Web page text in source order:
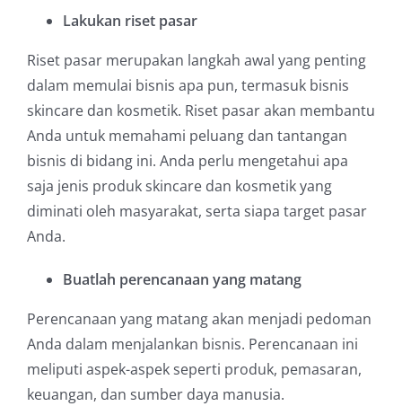
Lakukan riset pasar
Riset pasar merupakan langkah awal yang penting
dalam memulai bisnis apa pun, termasuk bisnis
skincare dan kosmetik. Riset pasar akan membantu
Anda untuk memahami peluang dan tantangan
bisnis di bidang ini. Anda perlu mengetahui apa
saja jenis produk skincare dan kosmetik yang
diminati oleh masyarakat, serta siapa target pasar
Anda.
Buatlah perencanaan yang matang
Perencanaan yang matang akan menjadi pedoman
Anda dalam menjalankan bisnis. Perencanaan ini
meliputi aspek-aspek seperti produk, pemasaran,
keuangan, dan sumber daya manusia.